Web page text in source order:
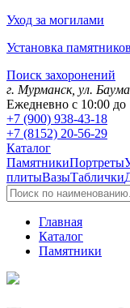
Уход за могилами
Установка памятников
Поиск захоронений
г. Мурманск, ул.
Ежедневно с 10:00 до
+7 (900) 938-43-18
+7 (8152) 20-56-29
Каталог
ПамятникиПортреты
плитыВазыТаблички
Главная
Каталог
Памятники